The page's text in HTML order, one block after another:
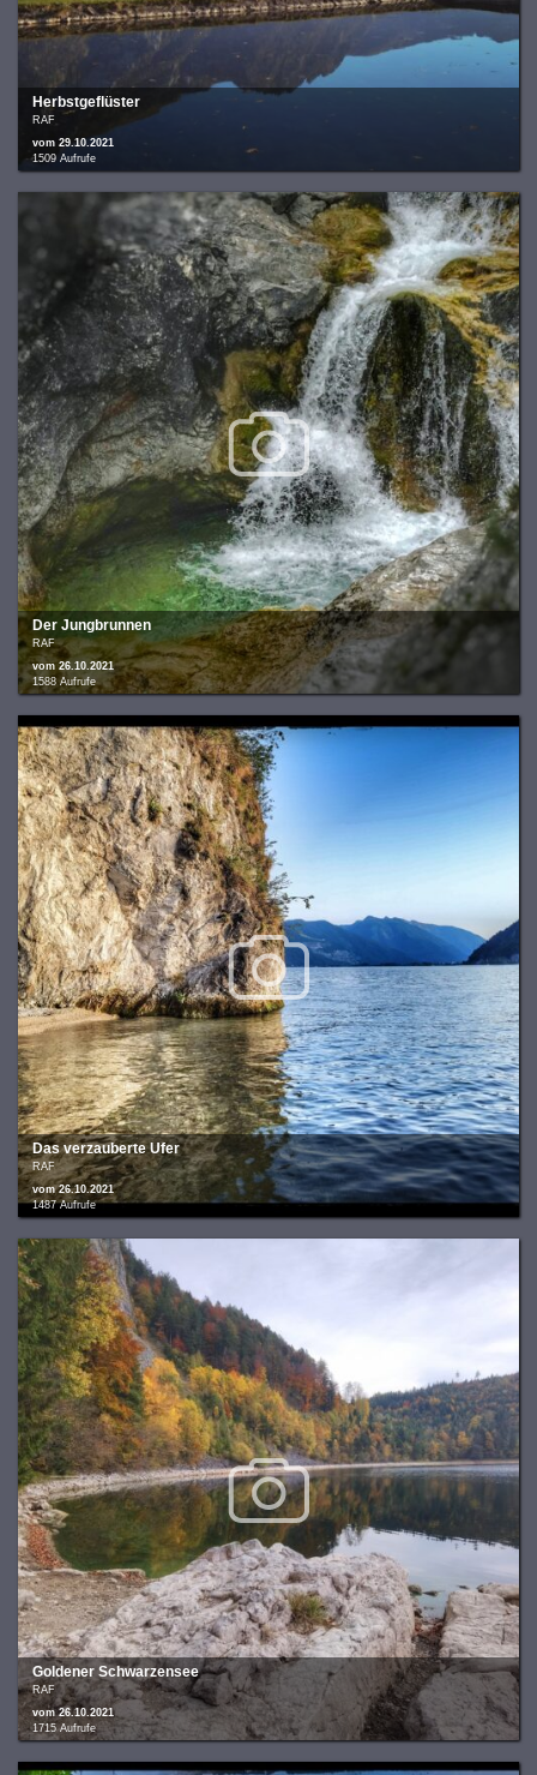
Herbstgeflüster
RAF
vom 29.10.2021
1509 Aufrufe
Der Jungbrunnen
RAF
vom 26.10.2021
1588 Aufrufe
Das verzauberte Ufer
RAF
vom 26.10.2021
1487 Aufrufe
Goldener Schwarzensee
RAF
vom 26.10.2021
1715 Aufrufe